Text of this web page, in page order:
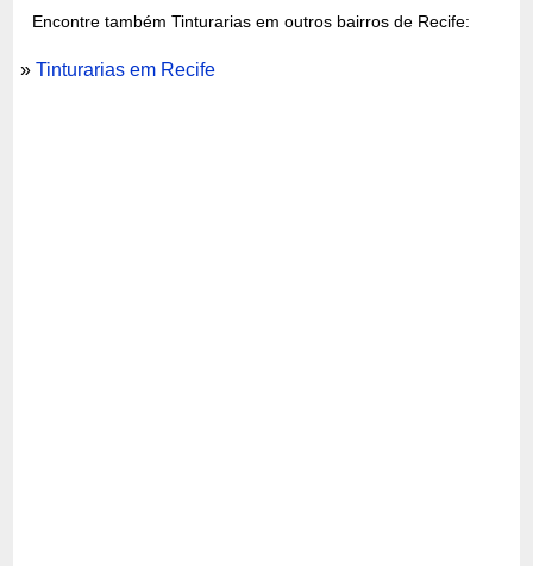
Encontre também Tinturarias em outros bairros de Recife:
»Tinturarias em Recife